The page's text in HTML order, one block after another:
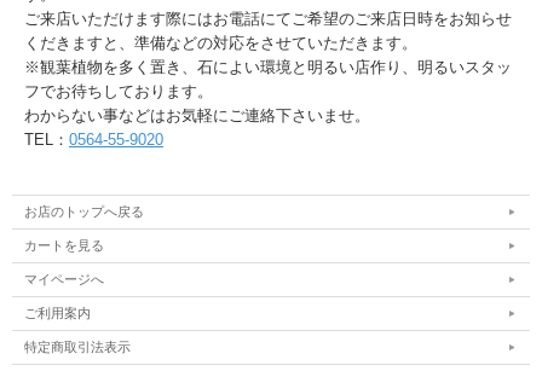
ご来店いただけます際にはお電話にてご希望のご来店日時をお知らせ
くだきますと、準備などの対応をさせていただきます。
※観葉植物を多く置き、石によい環境と明るい店作り、明るいスタッ
フでお待ちしております。
わからない事などはお気軽にご連絡下さいませ。
TEL： 0564-55-9020
お店のトップへ戻る
カートを見る
マイページへ
ご利用案内
特定商取引法表示